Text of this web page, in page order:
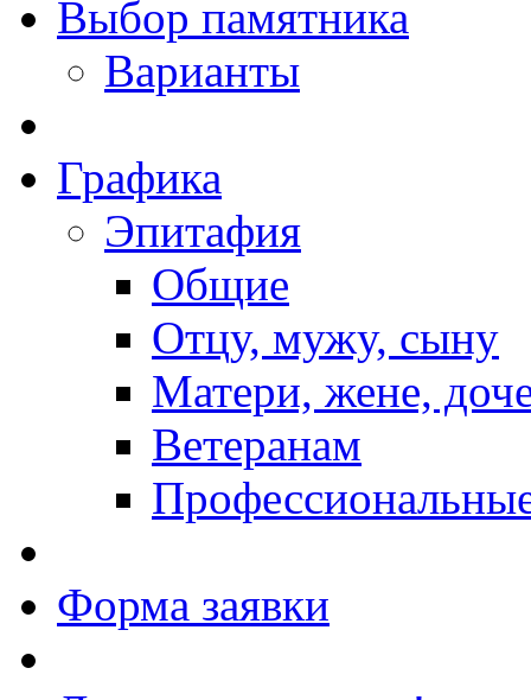
Выбор памятника
Варианты
Графика
Эпитафия
Общие
Отцу, мужу, сыну
Матери, жене,
Ветеранам
Форма заявки